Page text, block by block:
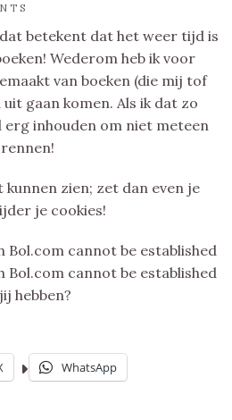
betekent dat het weer tijd is
Wederom heb ik voor
van boeken (die mij tof
gaan komen. Als ik dat zo
inhouden om niet meteen
zien; zet dan even je
je cookies!
cannot be established
cannot be established
hebben?
WhatsApp